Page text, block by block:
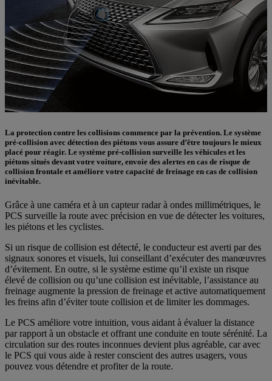
La protection contre les collisions commence par la prévention. Le système
pré-collision avec détection des piétons vous assure d’être toujours le mieux
placé pour réagir. Le système pré-collision surveille les véhicules et les
piétons situés devant votre voiture, envoie des alertes en cas de risque de
collision frontale et améliore votre capacité de freinage en cas de collision
inévitable.
Grâce à une caméra et à un capteur radar à ondes millimétriques, le
PCS surveille la route avec précision en vue de détecter les voitures,
les piétons et les cyclistes.
Si un risque de collision est détecté, le conducteur est averti par des
signaux sonores et visuels, lui conseillant d’exécuter des manœuvres
d’évitement. En outre, si le système estime qu’il existe un risque
élevé de collision ou qu’une collision est inévitable, l’assistance au
freinage augmente la pression de freinage et active automatiquement
les freins afin d’éviter toute collision et de limiter les dommages.
Le PCS améliore votre intuition, vous aidant à évaluer la distance
par rapport à un obstacle et offrant une conduite en toute sérénité. La
circulation sur des routes inconnues devient plus agréable, car avec
le PCS qui vous aide à rester conscient des autres usagers, vous
pouvez vous détendre et profiter de la route.